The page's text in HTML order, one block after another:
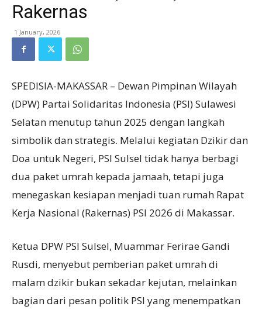
Rakernas
1 January, 2026
SPEDISIA-MAKASSAR – Dewan Pimpinan Wilayah
(DPW) Partai Solidaritas Indonesia (PSI) Sulawesi
Selatan menutup tahun 2025 dengan langkah
simbolik dan strategis. Melalui kegiatan Dzikir dan
Doa untuk Negeri, PSI Sulsel tidak hanya berbagi
dua paket umrah kepada jamaah, tetapi juga
menegaskan kesiapan menjadi tuan rumah Rapat
Kerja Nasional (Rakernas) PSI 2026 di Makassar.
Ketua DPW PSI Sulsel, Muammar Ferirae Gandi
Rusdi, menyebut pemberian paket umrah di
malam dzikir bukan sekadar kejutan, melainkan
bagian dari pesan politik PSI yang menempatkan